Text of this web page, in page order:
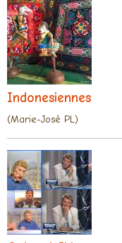
Indonesiennes
(Marie-José PL)